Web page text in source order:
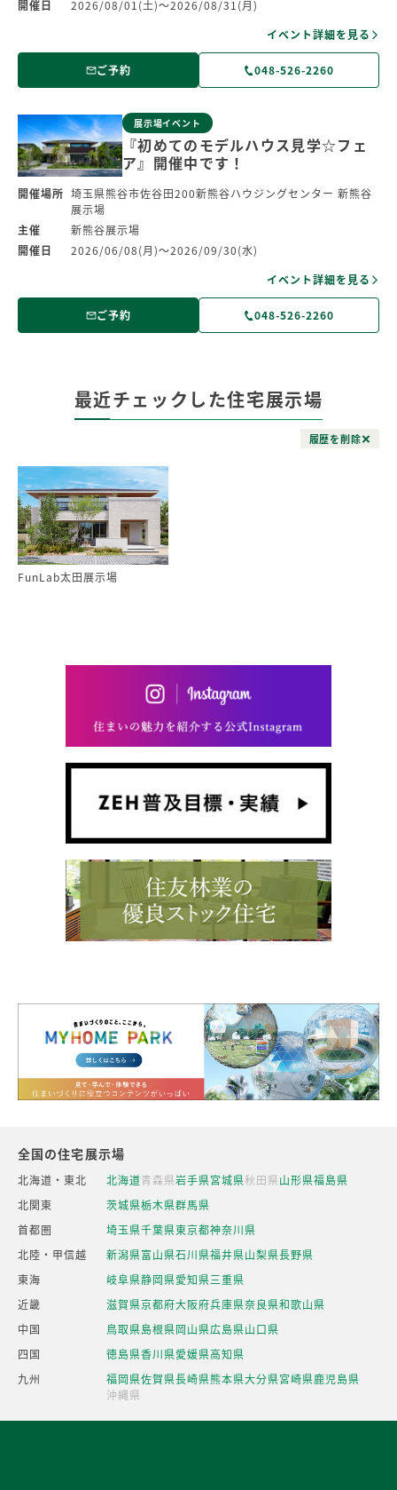
開催日
2026/08/01(土)～2026/08/31(月)
イベント詳細を見る
ご予約 048-526-2260
展示場イベント
『初めてのモデルハウス見学☆フェ
ア』開催中です！
開催場所 埼玉県熊谷市佐谷田200新熊谷ハウジングセンター 新熊谷
展示場
主催
新熊谷展示場
開催日
2026/06/08(月)～2026/09/30(水)
イベント詳細を見る
ご予約 048-526-2260
最近チェックした住宅展示場
履歴を削除
FunLab太田展示場
全国の住宅展示場
北海道・東北 北海道青森県岩手県宮城県秋田県山形県福島県
北関東
茨城県栃木県群馬県
首都圏
埼玉県千葉県東京都神奈川県
北陸・甲信越
新潟県富山県石川県福井県山梨県長野県
東海
岐阜県静岡県愛知県三重県
近畿
滋賀県京都府大阪府兵庫県奈良県和歌山県
中国
鳥取県島根県岡山県広島県山口県
四国
徳島県香川県愛媛県高知県
九州
福岡県佐賀県長崎県熊本県大分県宮崎県鹿児島県
沖縄県